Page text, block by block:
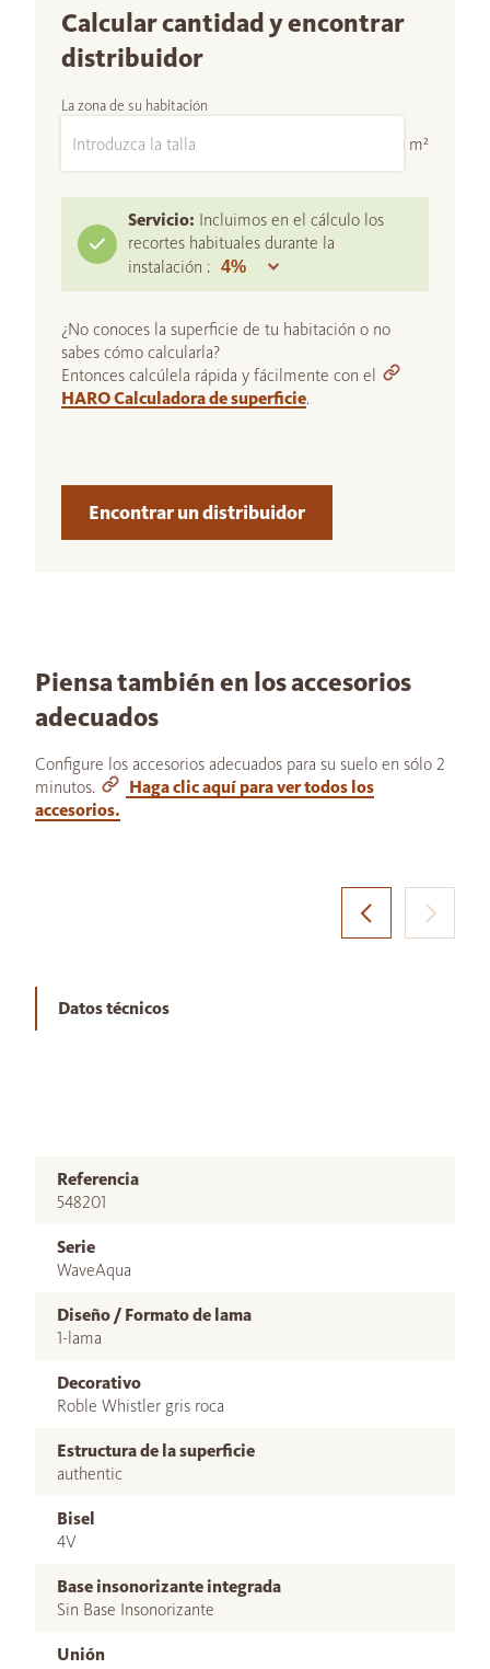
Calcular cantidad y encontrar
distribuidor
La zona de su habitación
m²
Servicio: Incluimos en el cálculo los
recortes habituales durante la
instalación :
¿No conoces la superficie de tu habitación o no
sabes cómo calcularla?
Entonces calcúlela rápida y fácilmente con el
HARO Calculadora de superficie.
Encontrar un distribuidor
Piensa también en los accesorios
adecuados
Configure los accesorios adecuados para su suelo en sólo 2
minutos.
Haga clic aquí para ver todos los
accesorios.
Datos técnicos
Referencia
548201
Serie
WaveAqua
Diseño / Formato de lama
1-lama
Decorativo
Roble Whistler gris roca
Estructura de la superficie
authentic
Bisel
4V
Base insonorizante integrada
Sin Base Insonorizante
Unión